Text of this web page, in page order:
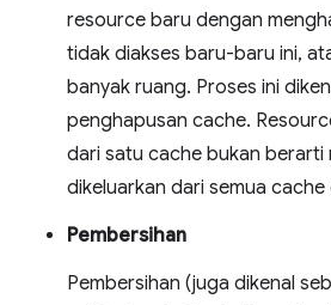
resource baru dengan
tidak diakses baru-baru ini,
banyak ruang. Proses ini
penghapusan cache.
dari satu cache bukan
dikeluarkan dari semua cache
Pembersihan
Pembersihan (juga dikenal